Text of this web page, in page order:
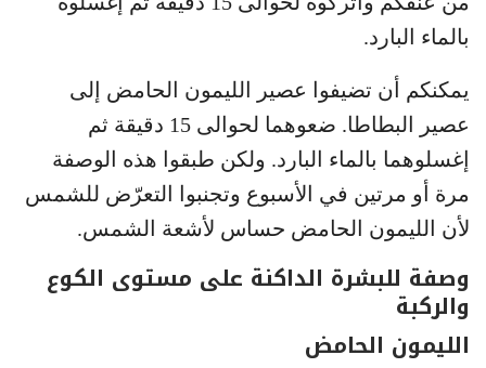
بالماء البارد.
يمكنكم أن تضيفوا عصير الليمون الحامض إلى
عصير البطاطا. ضعوهما لحوالى 15 دقيقة ثم
إغسلوهما بالماء البارد. ولكن طبقوا هذه الوصفة
مرة أو مرتين في الأسبوع وتجنبوا التعرّض للشمس
لأن الليمون الحامض حساس لأشعة الشمس.
وصفة للبشرة الداكنة على مستوى الكوع
والركبة
الليمون الحامض